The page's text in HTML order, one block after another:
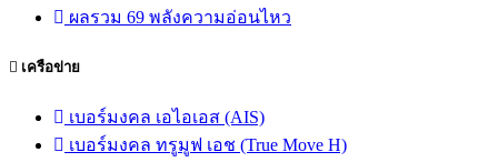
ผลรวม 69 พลังความอ่อนไหว
เครือข่าย
เบอร์มงคล เอไอเอส (AIS)
เบอร์มงคล ทรูมูฟ เอช (True Move H)